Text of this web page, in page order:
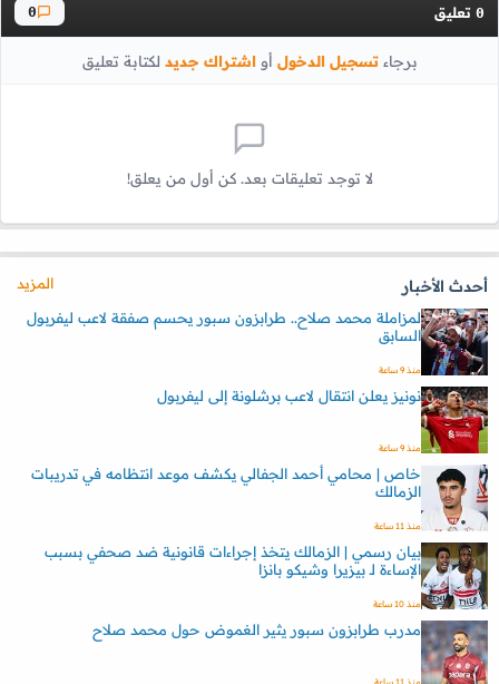
0 تعليق 0
برجاءتسجيل الدخول أواشتراك جديد لكتابة تعليق
لا توجد تعليقات بعد. كن أول من يعلق!
أحدث الأخبار
المزيد
لمزاملة محمد صلاح.. طرابزون سبور يحسم صفقة لاعب ليفربول
السابق
منذ 9 ساعة
نونيز يعلن انتقال لاعب برشلونة إلى ليفربول
منذ 9 ساعة
خاص | محامي أحمد الجفالي يكشف موعد انتظامه في تدريبات
الزمالك
منذ 11 ساعة
بيان رسمي | الزمالك يتخذ إجراءات قانونية ضد صحفي بسبب
الإساءة لـ بيزيرا وشيكو بانزا
منذ 10 ساعة
مدرب طرابزون سبور يثير الغموض حول محمد صلاح